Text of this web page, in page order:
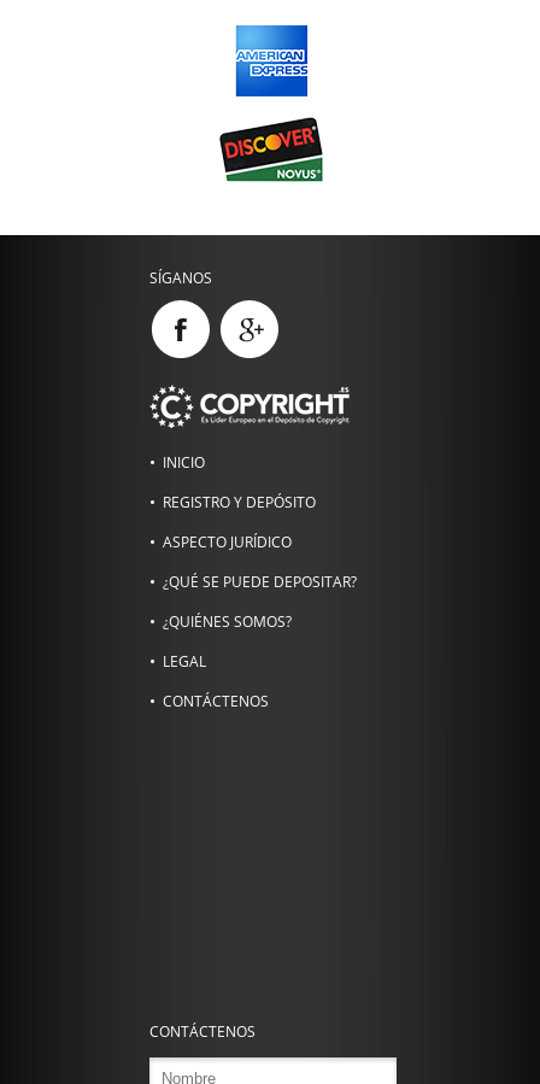
SÍGANOS
INICIO
REGISTRO Y DEPÓSITO
ASPECTO JURÍDICO
¿QUÉ SE PUEDE DEPOSITAR?
¿QUIÉNES SOMOS?
LEGAL
CONTÁCTENOS
CONTÁCTENOS